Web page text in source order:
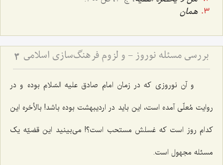
همان
بررسی مسئله نوروز - و لزوم فرهنگ‌سازی اسلامی 3
و آن نوروزی که در زمان امام صادق علیه السّلام بوده و در
روایت مُعلّی آمده است، این باید در اردیبهشت بوده باشد! بالأخره این
کدام روز است که غسلش مستحب است؟! می‌بینید این قضیّه یک
مسئله مجهول است.